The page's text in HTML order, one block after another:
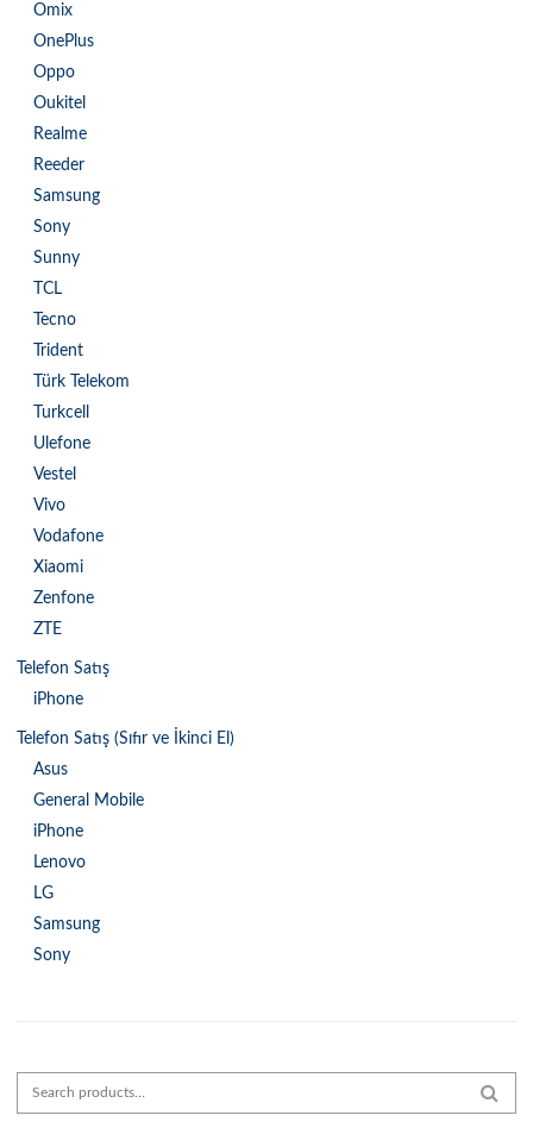
Omix
OnePlus
Oppo
Oukitel
Realme
Reeder
Samsung
Sony
Sunny
TCL
Tecno
Trident
Türk Telekom
Turkcell
Ulefone
Vestel
Vivo
Vodafone
Xiaomi
Zenfone
ZTE
Telefon Satış
iPhone
Telefon Satış (Sıfır ve İkinci El)
Asus
General Mobile
iPhone
Lenovo
LG
Samsung
Sony
Search for: